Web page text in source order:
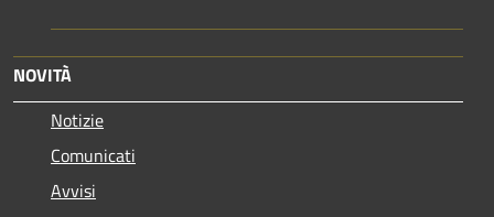
NOVITÀ
Notizie
Comunicati
Avvisi